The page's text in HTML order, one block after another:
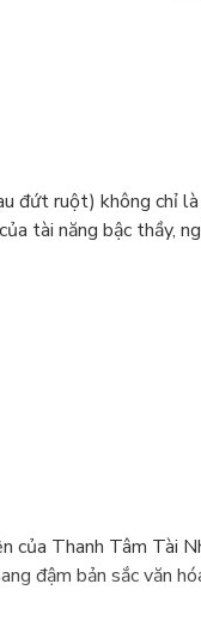
đứt ruột) không chỉ
tài năng bậc thầy,
của Thanh Tâm Tài
đậm bản sắc văn